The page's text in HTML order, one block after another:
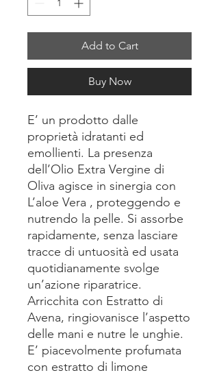
Add to Cart
Buy Now
E’ un prodotto dalle
proprietà idratanti ed
emollienti. La presenza
dell’Olio Extra Vergine di
Oliva agisce in sinergia con
L’aloe Vera , proteggendo e
nutrendo la pelle. Si assorbe
rapidamente, senza lasciare
tracce di untuosità ed usata
quotidianamente svolge
un’azione riparatrice.
Arricchita con Estratto di
Avena, ringiovanisce l’aspetto
delle mani e nutre le unghie.
E’ piacevolmente profumata
con estratto di limone